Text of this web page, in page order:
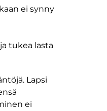
ei synny
tukea lasta
Lapsi
ei